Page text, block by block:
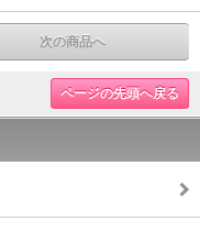
次の商品へ
ページの先頭へ戻る